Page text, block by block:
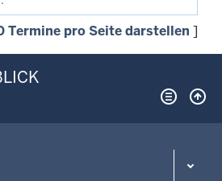
Termine pro Seite darstellen ]